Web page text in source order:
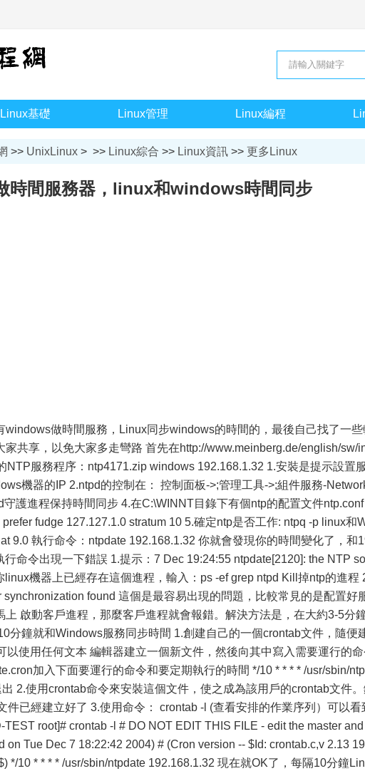
Linux基礎 Linux管理 Linux編程
>> UnixLinux > >> Linux綜合 >> Linux資訊 >> 更多Linux
時間服務器，linux和windows時間同步
做時間服務，Linux同步windows的時間的，最後自己找了一些
共享，以免大家多走彎路 首先在http://www.meinberg.de/english/sw/
NTP服務程序：ntp4171.zip windows 192.168.1.32 1.安裝是提示設置服
機器的IP 2.ntpd的控制在： 控制面板->;管理工具->;組件服務-
護進程保持時間同步 4.在C:\WINNT目錄下有個ntp的配置文件ntp.conf
fudge 127.127.1.0 stratum 10 5.確定ntp是否工作: ntpq -p linux和
9.0 執行命令：ntpdate 192.168.1.32 你就會發現你的時間變化了，和
命令出現一下錯誤 1.提示：7 Dec 19:24:55 ntpdate[2120]: the NTP
linux機器上已經存在這個進程，輸入：ps -ef grep ntpd Kill掉ntp的進程
found 這個是最容易出現的問題，比較常見的是配置好
上 啟動客戶進程，那麼客戶進程就會報錯。解決方法是，在大約3-5分
分鐘就和Windows服務同步時間 1.創建自己的一個crontab文件，隨便
以使用任何文本 編輯器建立一個新文件，然後向其中寫入需要運行的命
加入下面要運行的命令和要定期執行的時間 */10 * * * * /usr/sbin/
2.使用crontab命令來安裝這個文件，使之成為該用戶的crontab文件。
件已經建立好了 3.使用命令： crontab -l (查看安排的作業序列）可以看
root]# crontab -l # DO NOT EDIT THIS FILE - edit the master and
on Tue Dec 7 18:22:42 2004) # (Cron version -- $Id: crontab.c,v 2.13
*/10 * * * * /usr/sbin/ntpdate 192.168.1.32 現在就OK了，每隔10分鐘